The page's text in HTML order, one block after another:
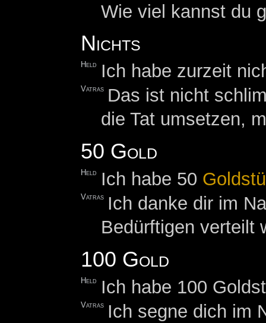
Wie viel kannst du
Nichts
Held Ich habe zurzeit
Vatras Das ist nicht
die Tat umsetzen,
50 Gold
Held Ich habe 50
Vatras Ich danke dir im
Bedürftigen verteilt
100 Gold
Held Ich habe 100
Vatras Ich segne dich im